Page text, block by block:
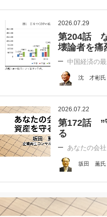
2026.07.29
第204話
壊論者を痛
中国経済の
沈 才彬氏
2026.07.22
第172話 ”
る
あなたの会
坂田 薫氏